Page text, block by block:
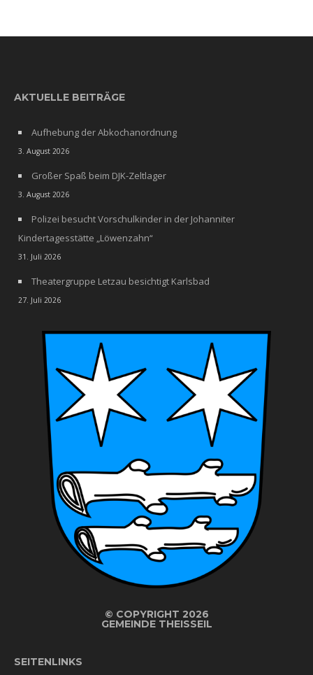
AKTUELLE BEITRÄGE
Aufhebung der Abkochanordnung
3. August 2026
Großer Spaß beim DJK-Zeltlager
3. August 2026
Polizei besucht Vorschulkinder in der Johanniter
Kindertagesstätte „Löwenzahn“
31. Juli 2026
Theatergruppe Letzau besichtigt Karlsbad
27. Juli 2026
© COPYRIGHT 2026
GEMEINDE THEISSEIL
SEITENLINKS